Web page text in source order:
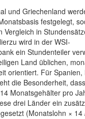
und Griechenland
festgelegt,
Vergleich in
wird in der WSI-
ein Stundenteiler
Land üblichen,
orientiert. Für Spanien,
die Besonderheit,
Monatsgehälter pro
drei Länder ein
(Monatslohn × 14